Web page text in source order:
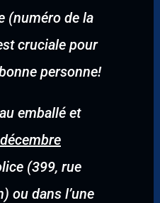
(numéro de la
cruciale pour
personne!
emballé et
(399, rue
ou dans l’une